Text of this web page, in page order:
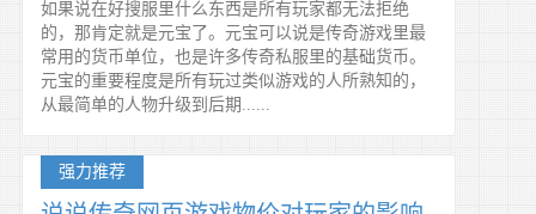
如果说在好搜服里什么东西是所有玩家都无法拒绝
的，那肯定就是元宝了。元宝可以说是传奇游戏里最
常用的货币单位，也是许多传奇私服里的基础货币。
元宝的重要程度是所有玩过类似游戏的人所熟知的，
从最简单的人物升级到后期......
强力推荐